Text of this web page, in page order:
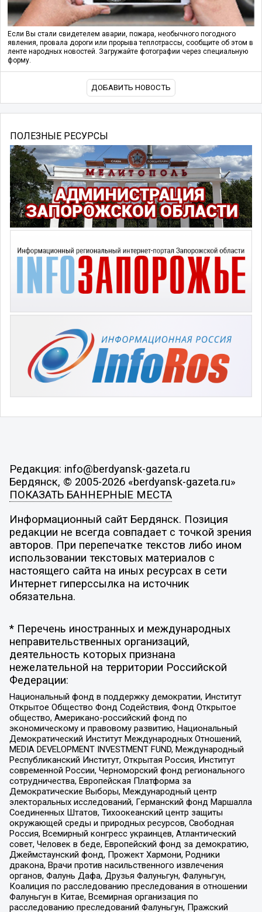
Если Вы стали свидетелем аварии, пожара, необычного погодного
явления, провала дороги или прорыва теплотрассы, сообщите об этом в
ленте народных новостей. Загружайте фотографии через специальную
форму.
ДОБАВИТЬ НОВОСТЬ
ПОЛЕЗНЫЕ РЕСУРСЫ
Редакция: info@berdyansk-gazeta.ru
Бердянск, © 2005-2026 «berdyansk-gazeta.ru»
ПОКАЗАТЬ БАННЕРНЫЕ МЕСТА
Информационный сайт Бердянск. Позиция
редакции не всегда совпадает с точкой зрения
авторов. При перепечатке текстов либо ином
использовании текстовых материалов с
настоящего сайта на иных ресурсах в сети
Интернет гиперссылка на источник
обязательна.
* Перечень иностранных и международных
неправительственных организаций,
деятельность которых признана
нежелательной на территории Российской
Федерации:
Национальный фонд в поддержку демократии, Институт
Открытое Общество Фонд Содействия, Фонд Открытое
общество, Американо-российский фонд по
экономическому и правовому развитию, Национальный
Демократический Институт Международных Отношений,
MEDIA DEVELOPMENT INVESTMENT FUND, Международный
Республиканский Институт, Открытая Россия, Институт
современной России, Черноморский фонд регионального
сотрудничества, Европейская Платформа за
Демократические Выборы, Международный центр
электоральных исследований, Германский фонд Маршалла
Соединенных Штатов, Тихоокеанский центр защиты
окружающей среды и природных ресурсов, Свободная
Россия, Всемирный конгресс украинцев, Атлантический
совет, Человек в беде, Европейский фонд за демократию,
Джеймстаунский фонд, Прожект Хармони, Родники
дракона, Врачи против насильственного извлечения
органов, Фалунь Дафа, Друзья Фалуньгун, Фалуньгун,
Коалиция по расследованию преследования в отношении
Фалуньгун в Китае, Всемирная организация по
расследованию преследований Фалуньгун, Пражский